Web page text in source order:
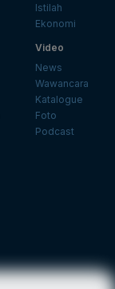
Istilah
Ekonomi
Video
News
Wawancara
Katalogue
Foto
Podcast